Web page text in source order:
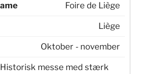
Foire de Liège
Liège
Oktober - november
Historisk messe med stærk